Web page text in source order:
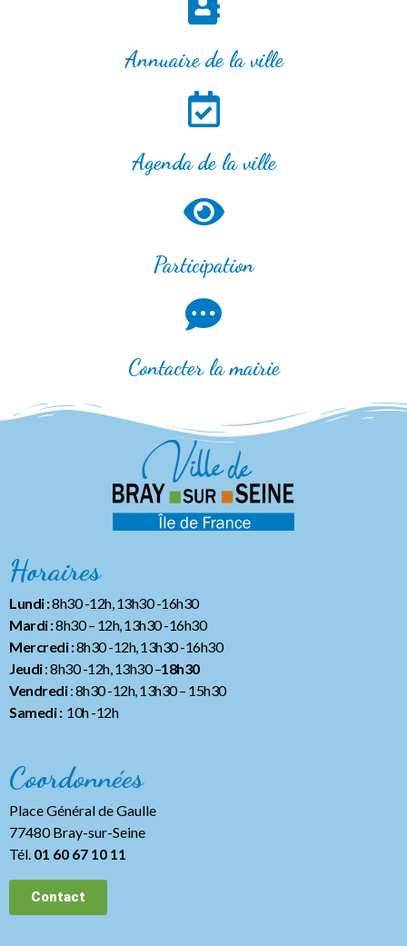
Annuaire de la ville
Agenda de la ville
Participation
Contacter la mairie
Horaires
Lundi :8h30 -12h, 13h30 -16h30
Mardi :8h30 – 12h, 13h30 -16h30
Mercredi :8h30 -12h, 13h30 -16h30
Jeudi: 8h30 -12h, 13h30 –18h30
Vendredi: 8h30 -12h, 13h30– 15h30
Samedi :10h -12h
Coordonnées
Place Général de Gaulle
77480 Bray-sur-Seine
Tél. 01 60 67 10 11
Contact